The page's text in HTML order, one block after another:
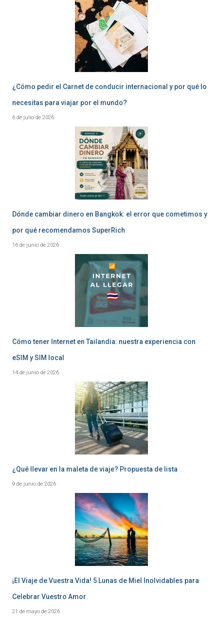
¿Cómo pedir el Carnet de conducir internacional y por qué lo
necesitas para viajar por el mundo?
6 de julio de 2026
Dónde cambiar dinero en Bangkok: el error que cometimos y
por qué recomendamos SuperRich
16 de junio de 2026
Cómo tener Internet en Tailandia: nuestra experiencia con
eSIM y SIM local
14 de junio de 2026
¿Qué llevar en la maleta de viaje? Propuesta de lista
9 de junio de 2026
¡El Viaje de Vuestra Vida! 5 Lunas de Miel Inolvidables para
Celebrar Vuestro Amor
21 de mayo de 2026